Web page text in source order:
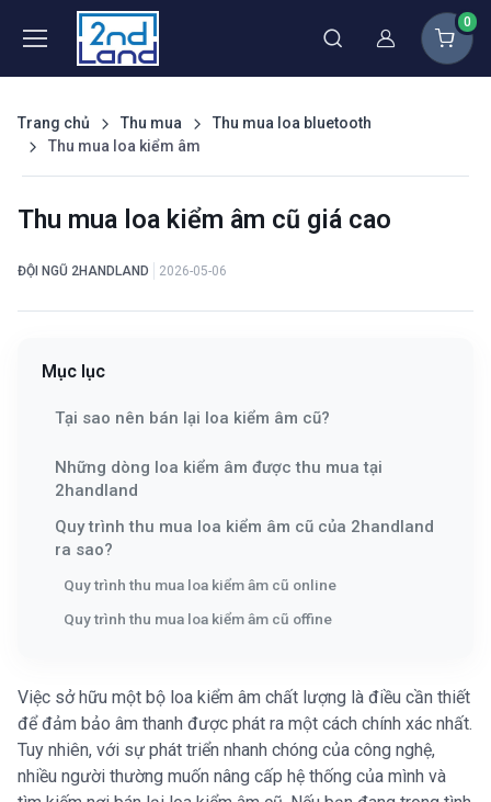
Thành viên
0
Trang chủ Thu mua
Thu mua loa bluetooth
Thu mua loa kiểm âm
Thu mua loa kiểm âm cũ giá cao
ĐỘI NGŨ 2HANDLAND 2026-05-06
Mục lục
Tại sao nên bán lại loa kiểm âm cũ?
Những dòng loa kiểm âm được thu mua tại
2handland
Quy trình thu mua loa kiểm âm cũ của 2handland
ra sao?
Quy trình thu mua loa kiểm âm cũ online
Quy trình thu mua loa kiểm âm cũ offine
Việc sở hữu một bộ loa kiểm âm chất lượng là điều cần thiết
để đảm bảo âm thanh được phát ra một cách chính xác nhất.
Tuy nhiên, với sự phát triển nhanh chóng của công nghệ,
nhiều người thường muốn nâng cấp hệ thống của mình và